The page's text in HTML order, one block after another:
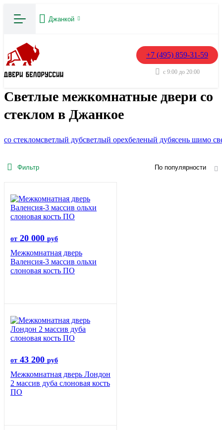
Джанкой
+7 (495) 859-31-59
с 9:00 до 20:00
Светлые межкомнатные двери со
стеклом в Джанкое
со стекломсветлый дубсветлый орехбеленый дубясень шимо
Фильтр По популярности
от 20 000 руб
Межкомнатная дверь
Валенсия-3 массив ольхи
слоновая кость ПО
от 43 200 руб
Межкомнатная дверь Лондон
2 массив дуба слоновая кость
ПО